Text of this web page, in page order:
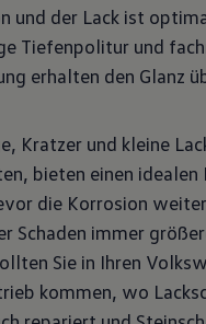
und der Lack ist
Tiefenpolitur und
erhalten den Glanz
Kratzer und kleine
bieten einen idealen
die Korrosion
Schaden immer
Sie in Ihren
kommen, wo